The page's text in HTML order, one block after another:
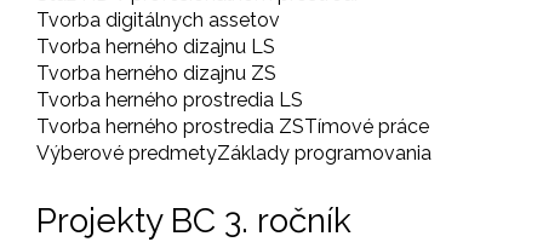
Tvorba digitálnych assetov
Tvorba herného dizajnu LS
Tvorba herného dizajnu ZS
Tvorba herného prostredia LS
Tvorba herného prostredia ZSTímové práce
Výberové predmetyZáklady programovania
Projekty BC 3. ročník